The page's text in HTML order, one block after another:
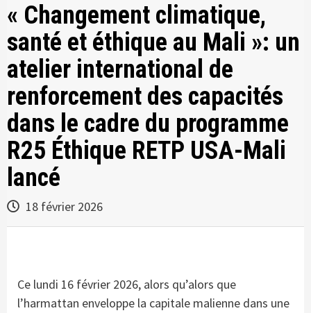
« Changement climatique,
santé et éthique au Mali »: un
atelier international de
renforcement des capacités
dans le cadre du programme
R25 Éthique RETP USA-Mali
lancé
18 février 2026
Ce lundi 16 février 2026, alors qu’alors que
l’harmattan enveloppe la capitale malienne dans une